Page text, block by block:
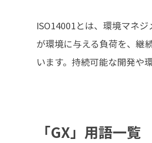
ISO14001とは、環境マネ
が環境に与える負荷を、継
います。持続可能な開発や
「GX」用語一覧